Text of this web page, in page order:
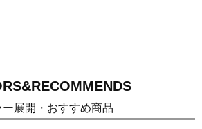
ー展開・おすすめ商品